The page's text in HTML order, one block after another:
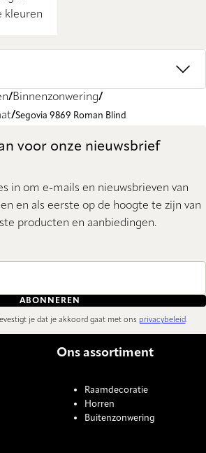
kleuren
Binnenzonwering
Segovia 9869 Roman Blind
voor onze nieuwsbrief
in om e-mails en nieuwsbrieven van
en als eerste op de hoogte te zijn van
producten en aanbiedingen.
ABONNEREN
je dat je akkoord gaat met ons privacybeleid.
Ons assortiment
Raamdecoratie
Horren
Buitenzonwering